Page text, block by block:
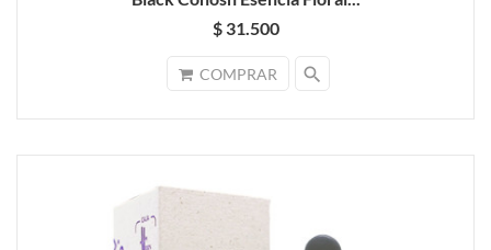
$ 31.500
COMPRAR search